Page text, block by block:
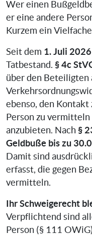
Wer einen
er eine andere
Kurzem ein
Seit dem 1. Juli 2026
Tatbestand. § 4c
über den Beteiligten
ebenso, den
Person zu
anzubieten. Nach §
Geldbuße bis zu
Damit sind
erfasst, die gegen
vermitteln.
Ihr Schweigerecht
Verpflichtend sind
Person (§ 111